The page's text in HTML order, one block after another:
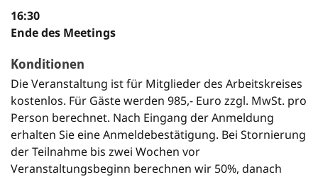
16:30
Ende des Meetings
Konditionen
Die Veranstaltung ist für Mitglieder des Arbeitskreises
kostenlos. Für Gäste werden 985,- Euro zzgl. MwSt. pro
Person berechnet. Nach Eingang der Anmeldung
erhalten Sie eine Anmeldebestätigung. Bei Stornierung
der Teilnahme bis zwei Wochen vor
Veranstaltungsbeginn berechnen wir 50%, danach